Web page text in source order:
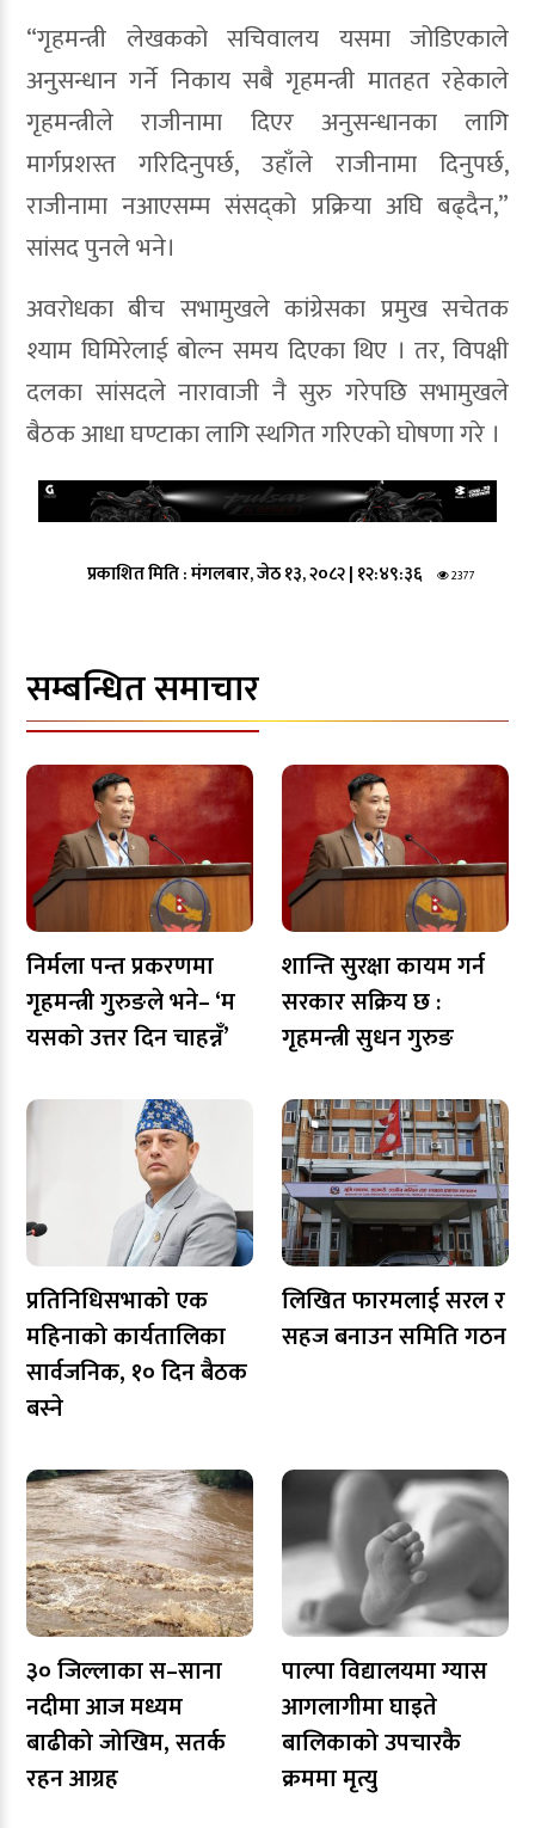
“गृहमन्त्री लेखकको सचिवालय यसमा जोडिएकाले
अनुसन्धान गर्ने निकाय सबै गृहमन्त्री मातहत रहेकाले
गृहमन्त्रीले राजीनामा दिएर अनुसन्धानका लागि
मार्गप्रशस्त गरिदिनुपर्छ, उहाँले राजीनामा दिनुपर्छ,
राजीनामा नआएसम्म संसद्को प्रक्रिया अघि बढ्दैन,”
सांसद पुनले भने।
अवरोधका बीच सभामुखले कांग्रेसका प्रमुख सचेतक
श्याम घिमिरेलाई बोल्न समय दिएका थिए । तर, विपक्षी
दलका सांसदले नारावाजी नै सुरु गरेपछि सभामुखले
बैठक आधा घण्टाका लागि स्थगित गरिएकाे घोषणा गरे ।
प्रकाशित मिति :मंगलबार, जेठ १३, २०८२| १२:४९:३६ 2377
सम्बन्धित समाचार
निर्मला पन्त प्रकरणमा
गृहमन्त्री गुरुङले भने– ‘म
यसको उत्तर दिन चाहन्नँ’
शान्ति सुरक्षा कायम गर्न
सरकार सक्रिय छ :
गृहमन्त्री सुधन गुरुङ
प्रतिनिधिसभाको एक
महिनाको कार्यतालिका
सार्वजनिक, १० दिन बैठक
बस्ने
लिखित फारमलाई सरल र
सहज बनाउन समिति गठन
३० जिल्लाका स–साना
नदीमा आज मध्यम
बाढीको जोखिम, सतर्क
रहन आग्रह
पाल्पा विद्यालयमा ग्यास
आगलागीमा घाइते
बालिकाको उपचारकै
क्रममा मृत्यु